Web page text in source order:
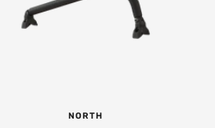
NORTH